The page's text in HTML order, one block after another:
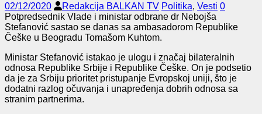
02/12/2020 Redakcija BALKAN TV Politika, Vesti 0
Potpredsednik Vlade i ministar odbrane dr Nebojša
Stefanović sastao se danas sa ambasadorom Republike
Češke u Beogradu Tomašom Kuhtom.
Ministar Stefanović istakao je ulogu i značaj bilateralnih
odnosa Republike Srbije i Republike Češke. On je podsetio
da je za Srbiju prioritet pristupanje Evropskoj uniji, što je
dodatni razlog očuvanja i unapređenja dobrih odnosa sa
stranim partnerima.